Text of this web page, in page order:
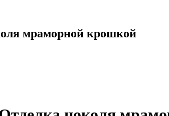
мраморной крошкой